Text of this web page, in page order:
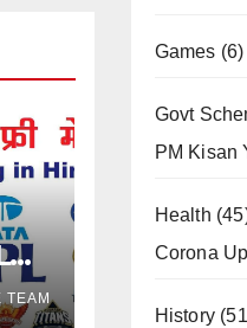
TEAM
Games (6)
Govt
PM Kisan
Health
Corona
History